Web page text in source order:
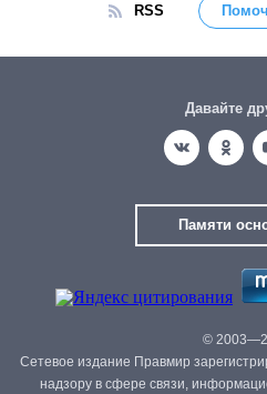
RSS
Давайте
Памяти
©
Сетевое издание Правмир
надзору в сфере связи,